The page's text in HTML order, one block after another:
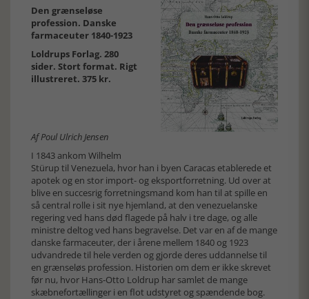
Den grænseløse
profession. Danske
farmaceuter 1840-1923
Loldrups Forlag. 280
sider. Stort format. Rigt
illustreret. 375 kr.
Af Poul Ulrich Jensen
I 1843 ankom Wilhelm
Stürup til Venezuela, hvor han i byen Caracas etablerede et
apotek og en stor import- og eksportforretning. Ud over at
blive en succesrig forretningsmand kom han til at spille en
så central rolle i sit nye hjemland, at den venezuelanske
regering ved hans død flagede på halv i tre dage, og alle
ministre deltog ved hans begravelse. Det var en af de mange
danske farmaceuter, der i årene mellem 1840 og 1923
udvandrede til hele verden og gjorde deres uddannelse til
en grænseløs profession. Historien om dem er ikke skrevet
før nu, hvor Hans-Otto Loldrup har samlet de mange
skæbnefortællinger i en flot udstyret og spændende bog.